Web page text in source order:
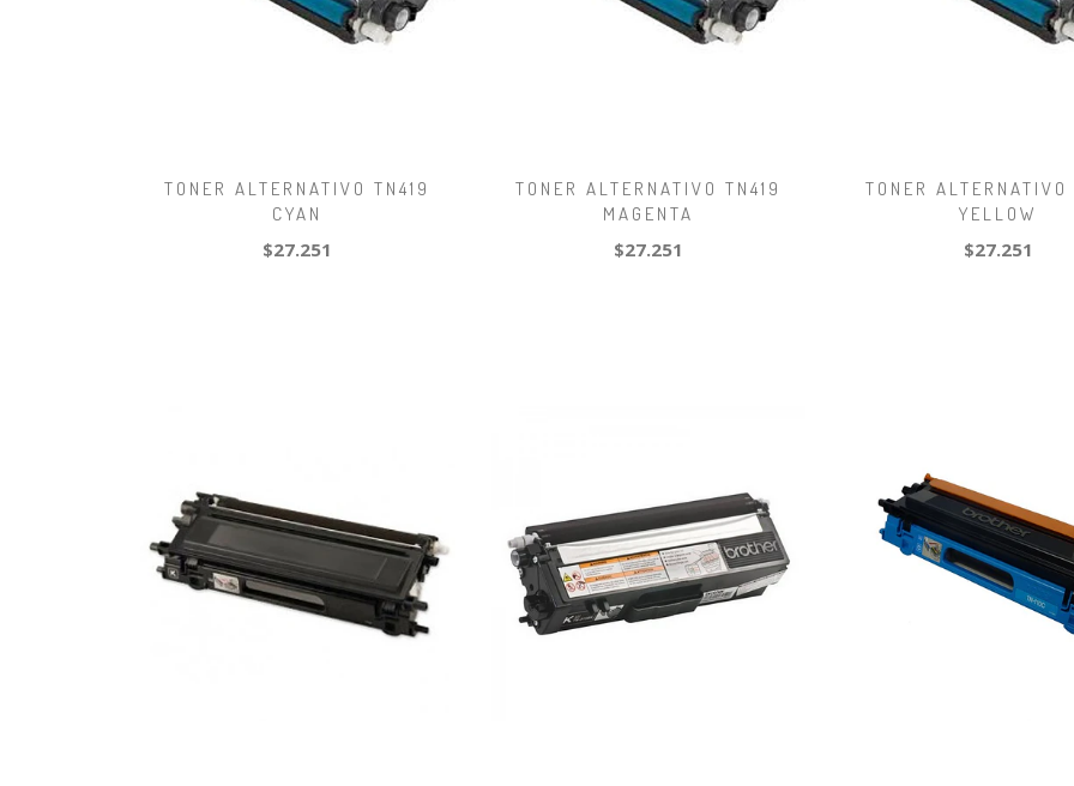
TONER ALTERNATIVO TN419
CYAN
$27.251
TONER ALTERNATIVO TN419
MAGENTA
$27.251
TONER
YELLOW
$27.251